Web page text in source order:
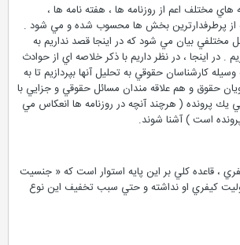
مختلف اعم از روزنامه ها ، هفته نامه ها ،
پرطرفدارترين بخش ها محسوب شده و مي شود .
مختلفي بيان مي شود كه در اينجا قصد نداريم به
. در اينجا ، در نظر داريم با ذكر خلاصه اي از حوادث
كارشناسان حقوقي به تحليل آنها بپردازيم تا به
حقوق و هم علاقه مندان مسائل حقوقي و جزايي با
پرونده ( هرچند آنچه در روزنامه ها انعكاس مي
است ) آشنا شوند.
، قاعده كلي بر اين پايه استوار است كه « جنسيت
كيفري او نداشته و حتي سبب تخفيف اين نوع